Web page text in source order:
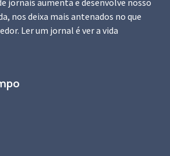
nos deixa mais antenados no que
Ler um jornal é ver a vida